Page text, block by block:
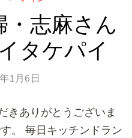
・志麻さん
タケパイ
1月6日
きありがとうございま
。 毎日キッチンドラン